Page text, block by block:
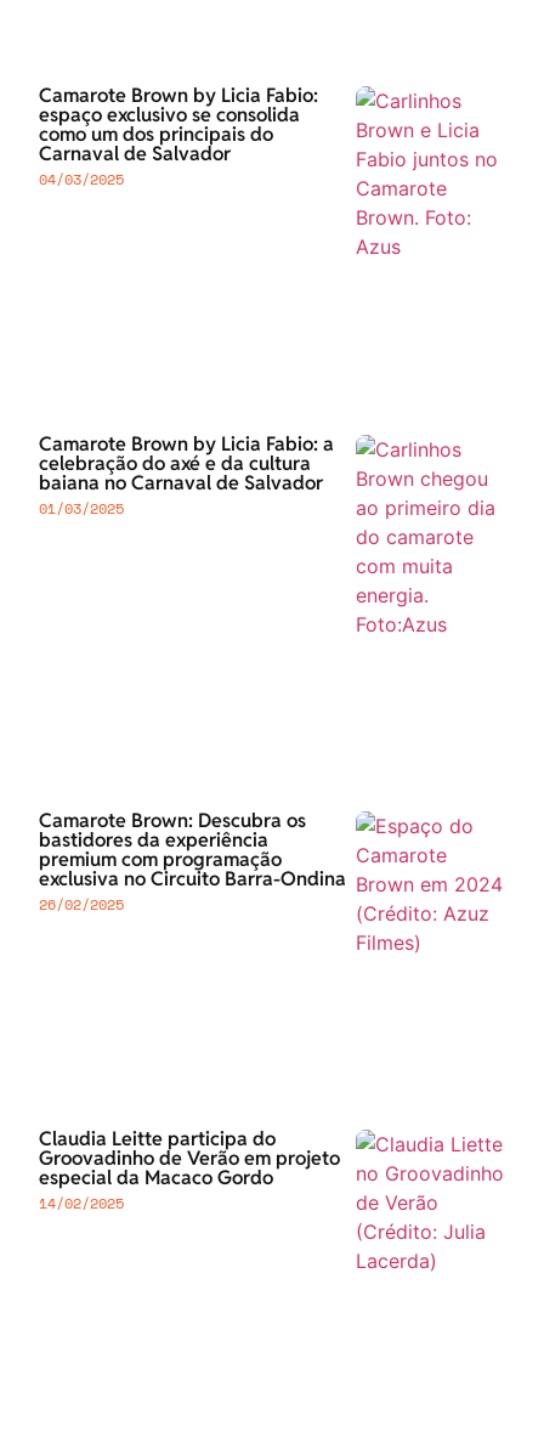
Camarote Brown by Licia Fabio:
espaço exclusivo se consolida
como um dos principais do
Carnaval de Salvador
04/03/2025
Camarote Brown by Licia Fabio: a
celebração do axé e da cultura
baiana no Carnaval de Salvador
01/03/2025
Camarote Brown: Descubra os
bastidores da experiência
premium com programação
exclusiva no Circuito Barra-Ondina
26/02/2025
Claudia Leitte participa do
Groovadinho de Verão em projeto
especial da Macaco Gordo
14/02/2025